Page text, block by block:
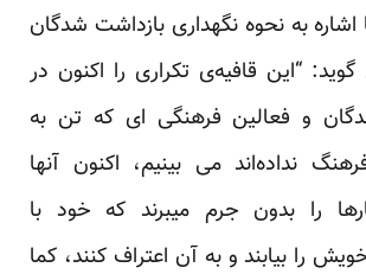
اشاره به نحوه نگهداری بازداشت شدگان
“این قافیه‌ی تکراری را اکنون در
و فعالین فرهنگی ای که‌ تن به‌
نداده‌اند می بینیم، اکنون آنها
را بدون جرم میبرند که‌ خود با
را بیابند و به آن اعتراف کنند، کما